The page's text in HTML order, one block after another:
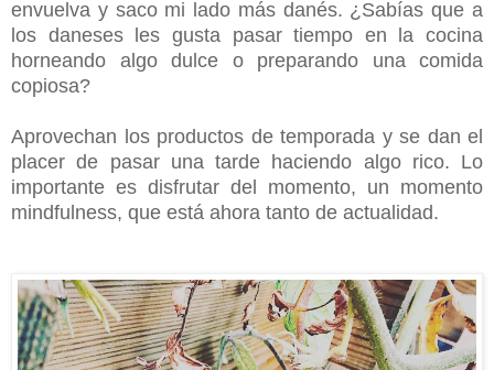
envuelva y saco mi lado más danés. ¿Sabías que a
los daneses les gusta pasar tiempo en la cocina
horneando algo dulce o preparando una comida
copiosa?
Aprovechan los productos de temporada y se dan el
placer de pasar una tarde haciendo algo rico. Lo
importante es disfrutar del momento, un momento
mindfulness, que está ahora tanto de actualidad.